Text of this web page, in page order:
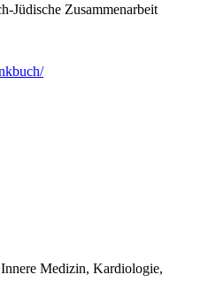
Jüdische Zusammenarbeit
Medizin, Kardiologie,